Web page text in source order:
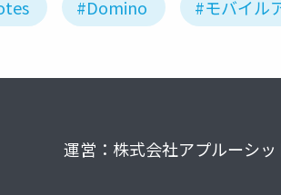
#Domino #モバイル
運営：株式会社アプルーシッ